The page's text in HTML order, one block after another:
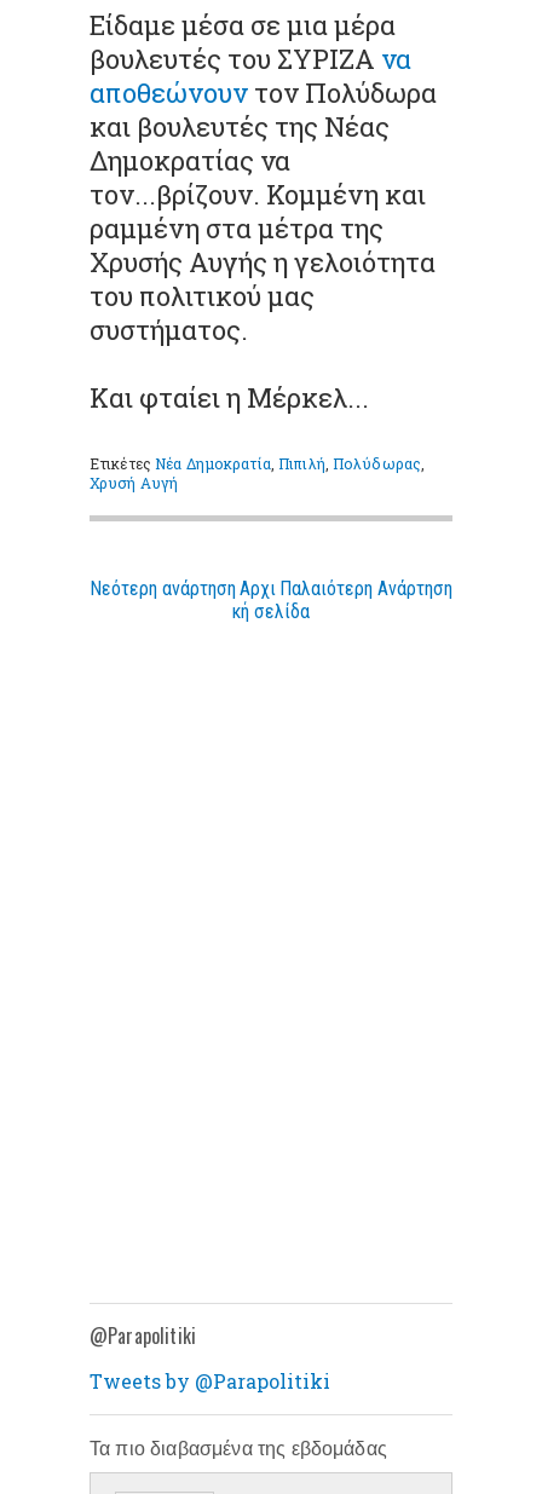
Είδαμε μέσα σε μια μέρα
βουλευτές του ΣΥΡΙΖΑ να
αποθεώνουν τον Πολύδωρα
και βουλευτές της Νέας
Δημοκρατίας να
τον...βρίζουν. Κομμένη και
ραμμένη στα μέτρα της
Χρυσής Αυγής η γελοιότητα
του πολιτικού μας
συστήματος.
Και φταίει η Μέρκελ...
ΕτικέτεςΝέα Δημοκρατία,Πιπιλή,Πολύδωρας,
Χρυσή Αυγή
Νεότερη ανάρτηση Παλαιότερη Ανάρτηση
Αρχι
κή σελίδα
@Parapolitiki
Tweets by @Parapolitiki
Τα πιο διαβασμένα της εβδομάδας